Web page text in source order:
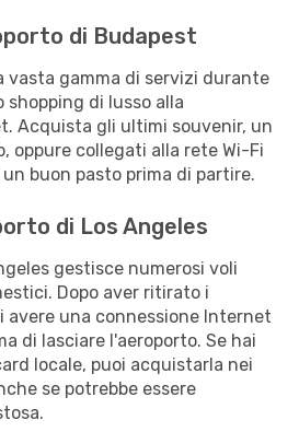
di Budapest
vasta gamma di servizi durante
shopping di lusso alla
Acquista gli ultimi souvenir, un
oppure collegati alla rete Wi-Fi
buon pasto prima di partire.
di Los Angeles
gestisce numerosi voli
Dopo aver ritirato i
avere una connessione Internet
di lasciare l'aeroporto. Se hai
locale, puoi acquistarla nei
se potrebbe essere